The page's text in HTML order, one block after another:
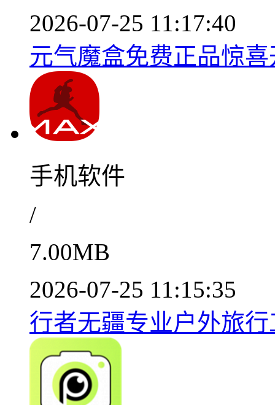
2026-07-25 11:17:40
元气魔盒免费正品惊
手机软件
/
7.00MB
2026-07-25 11:15:35
行者无疆专业户外旅